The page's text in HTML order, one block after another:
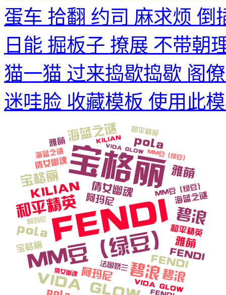
蛋车 拾翻 约司 麻求烦 倒
日能 掘板子 撩展 不带朝
猫一猫 过来捣歇捣歇 阁
迷哇脸 收藏模板 使用此